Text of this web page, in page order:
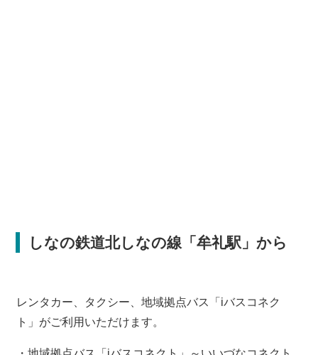
しなの鉄道北しなの線「牟礼駅」から
レンタカー、タクシー、地域拠点バス「iバスコネク
ト」がご利用いただけます。